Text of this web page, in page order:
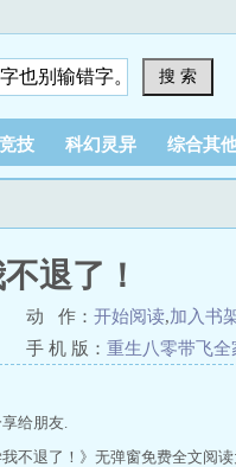
搜 索
技 科幻灵异 综合其
退了！
动 作： 开始阅读,加入书
手 机 版： 重生八零带飞全
给朋友.
不退了！》无弹窗免费全文阅读